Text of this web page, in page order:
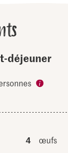
déjeuner
4
œufs